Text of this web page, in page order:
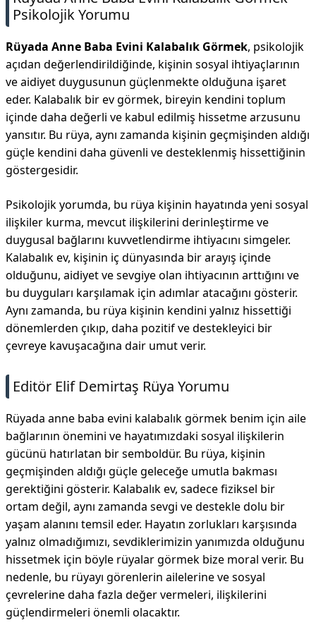
Psikolojik Yorumu
Rüyada Anne Baba Evini Kalabalık Görmek, psikolojik
açıdan değerlendirildiğinde, kişinin sosyal ihtiyaçlarının
ve aidiyet duygusunun güçlenmekte olduğuna işaret
eder. Kalabalık bir ev görmek, bireyin kendini toplum
içinde daha değerli ve kabul edilmiş hissetme arzusunu
yansıtır. Bu rüya, aynı zamanda kişinin geçmişinden aldığı
güçle kendini daha güvenli ve desteklenmiş hissettiğinin
göstergesidir.
Psikolojik yorumda, bu rüya kişinin hayatında yeni sosyal
ilişkiler kurma, mevcut ilişkilerini derinleştirme ve
duygusal bağlarını kuvvetlendirme ihtiyacını simgeler.
Kalabalık ev, kişinin iç dünyasında bir arayış içinde
olduğunu, aidiyet ve sevgiye olan ihtiyacının arttığını ve
bu duyguları karşılamak için adımlar atacağını gösterir.
Aynı zamanda, bu rüya kişinin kendini yalnız hissettiği
dönemlerden çıkıp, daha pozitif ve destekleyici bir
çevreye kavuşacağına dair umut verir.
Editör Elif Demirtaş Rüya Yorumu
Rüyada anne baba evini kalabalık görmek benim için aile
bağlarının önemini ve hayatımızdaki sosyal ilişkilerin
gücünü hatırlatan bir semboldür. Bu rüya, kişinin
geçmişinden aldığı güçle geleceğe umutla bakması
gerektiğini gösterir. Kalabalık ev, sadece fiziksel bir
ortam değil, aynı zamanda sevgi ve destekle dolu bir
yaşam alanını temsil eder. Hayatın zorlukları karşısında
yalnız olmadığımızı, sevdiklerimizin yanımızda olduğunu
hissetmek için böyle rüyalar görmek bize moral verir. Bu
nedenle, bu rüyayı görenlerin ailelerine ve sosyal
çevrelerine daha fazla değer vermeleri, ilişkilerini
güçlendirmeleri önemli olacaktır.